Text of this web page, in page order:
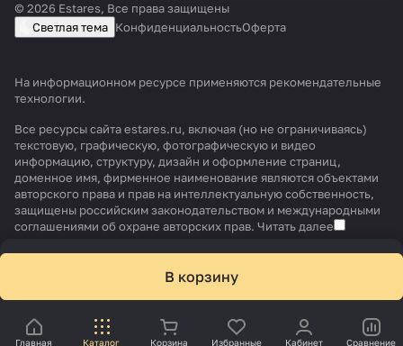
В корзину
Главная Каталог Корзина Избранные Кабинет Сравнение
© 2026 Estares, Все права защищены
Светлая тема КонфиденциальностьОферта
На информационном ресурсе применяются рекомендательные
технологии.
Все ресурсы сайта estares.ru, включая (но не ограничиваясь)
текстовую, графическую, фотографическую и видео
информацию, структуру, дизайн и оформление страниц,
доменное имя, фирменное наименование являются объектами
авторского права и прав на интеллектуальную собственность,
защищены российским законодательством и международными
соглашениями об охране авторских прав. Читать далее